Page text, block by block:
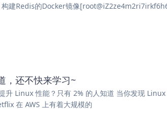
建Redis的Docker镜像
，还不快来学习~
Linux 性能？只有 2% 的人知道 当你发现 Linux
在 AWS 上有着大规模的